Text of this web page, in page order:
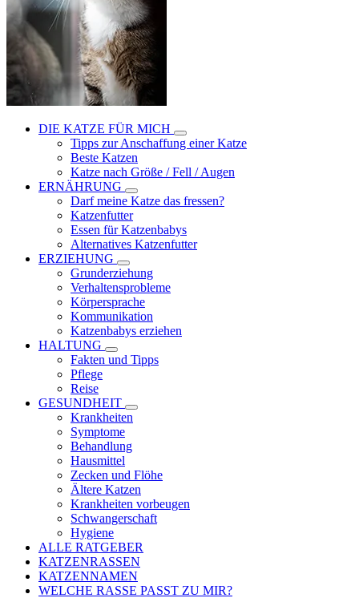
DIE KATZE FÜR MICH
Tipps zur Anschaffung einer Katze
Beste Katzen
Katze nach Größe / Fell / Augen
ERNÄHRUNG
Darf meine Katze das fressen?
Katzenfutter
Essen für Katzenbabys
Alternatives Katzenfutter
ERZIEHUNG
Grunderziehung
Verhaltensprobleme
Körpersprache
Kommunikation
Katzenbabys erziehen
HALTUNG
Fakten und Tipps
Pflege
Reise
GESUNDHEIT
Krankheiten
Symptome
Behandlung
Hausmittel
Zecken und Flöhe
Ältere Katzen
Krankheiten vorbeugen
Schwangerschaft
Hygiene
ALLE RATGEBER
KATZENRASSEN
KATZENNAMEN
WELCHE RASSE PASST ZU MIR?